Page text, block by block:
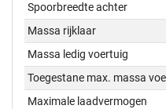
Spoorbreedte achter
Massa rijklaar
Massa ledig voertuig
Toegestane max. massa
Maximale laadvermogen